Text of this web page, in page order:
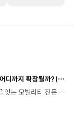
피지컬 AI가 바꿀 미래는 어디까지 확장될까? (with 카이스트 김대식 교수) | 현대진행형 팟캐스트 EP. 22
세상을 바꿀 기술과 사람을 잇는 모빌리티 전문 팟캐스트, 현대진행형. 🔊과학커뮤니케이터 이독실, 여도은 앵커‬,그리고 카이스트 김대식 교수와 함께했습니다. 이제는 AI가 물건을 옮기고, 사람을 돕고, 함께 일하는 시대! 스물두 번째 에피소드에서는 몸을 가진 AI, ‘피지컬 AI’를 주제로휴머노이드가 사람을 닮은 이유부터 산업과 일상에 가져올 변화,그리고 현대자동차그룹이 준비하는 피지컬 AI의 미래까지 이야기합니다. 화면 밖을 나와 몸을 갖게 된 AI, 우리의 일상은 어떻게 달라질까요?현대진행형 22편에서 확인해 보세요. 현대진행형 팟빵 ▶현대진행형 애플 팟캐스트 ▶현대진행형 스포티파이 ▶ 00:00 하이라이트00:37 출연진 소개01:00 몸을 가진 AI, 피지컬 AI란?01:31 10년 만에 달라진 휴머노이드 기술02:42 도구로 능력을 확장해 온 인간04:51 인간의 의지까지 확장하는 AI05:30 휴머노이드는 왜 사람을 닮았을까?07:18 휴머노이드 개발에 남은 가장 큰 과제07:31 인간의 손과 다른 아틀라스의 손08:36 피지컬 AI가 가장 먼저 필요한 분야09:32 AI 시대, 노동의 의미는 달라질까?12:13 아직 1%도 시작하지 않은 피지컬 AI16:28 현대자동차그룹이 준비해 온 피지컬 AI17:31 미래 모빌리티는 어떤 모습일까?19:14 현대자동차그룹이 가진 풀스택 경쟁력20:10 피지컬 AI의 성능을 결정하는 모션 데이터22:49 휴머노이드와 함께 일하는 시대23:51 클로징 *본 영상에 포함된 참여자의 의견은 현대자동차그룹의 공식 입장과 다를 수 있습니다. #현대자동차그룹 #현대진행형 #모빌리티팟캐스트 #피지컬AI #휴머노이드 #보스턴다이나믹스 #아틀라스 #미래모빌리티 #모빌리티 #팟캐스트